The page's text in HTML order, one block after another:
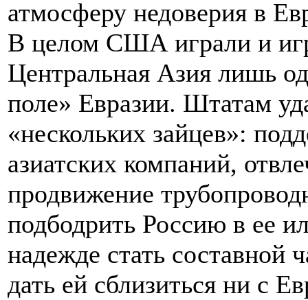
атмосферу недоверия в
В целом США играли и
Центральная Азия лишь
поле» Евразии. Штатам
«нескольких зайцев»:
азиатских компаний,
продвижение
подбодрить Россию в ее
надежде стать составной
дать ей сблизиться ни с